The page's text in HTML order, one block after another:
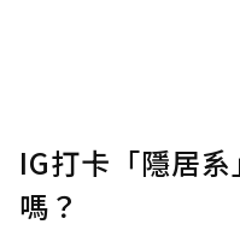
IG打卡「隱居
嗎？